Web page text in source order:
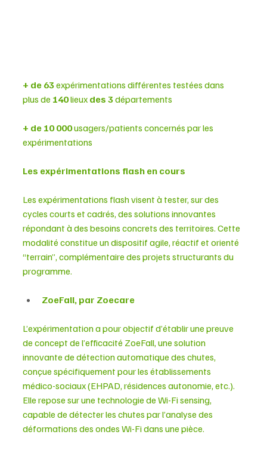
+ de 63 expérimentations différentes testées dans
plus de 140 lieux des 3 départements
+ de 10 000 usagers/patients concernés par les
expérimentations
Les expérimentations flash en cours
Les expérimentations flash visent à tester, sur des
cycles courts et cadrés, des solutions innovantes
répondant à des besoins concrets des territoires. Cette
modalité constitue un dispositif agile, réactif et orienté
“terrain”, complémentaire des projets structurants du
programme.
ZoeFall, par Zoecare
L’expérimentation a pour objectif d’établir une preuve
de concept de l’efficacité ZoeFall, une solution
innovante de détection automatique des chutes,
conçue spécifiquement pour les établissements
médico-sociaux (EHPAD, résidences autonomie, etc.).
Elle repose sur une technologie de Wi-Fi sensing,
capable de détecter les chutes par l’analyse des
déformations des ondes Wi-Fi dans une pièce.